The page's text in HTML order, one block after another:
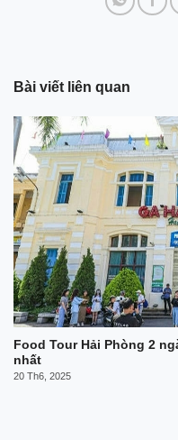
Bài viết liên quan
Food Tour Hải Phòng 2
nhất
20 Th6, 2025